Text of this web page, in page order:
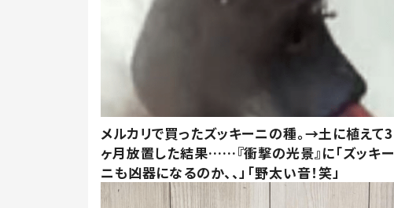
メルカリで買ったズッキーニの種。→土に植えて3
ヶ月放置した結果……『衝撃の光景』に「ズッキー
ニも凶器になるのか、、」「野太い音！笑」